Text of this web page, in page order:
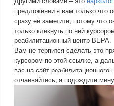
предложении я вам только что
сразу её заметите, потому что
только кликнуть по ней
реабилитационный центр ВЕРА.
Вам не терпится сделать это
курсором по этой ссылке, а
вас на сайт
отчаивайтесь, а подождите